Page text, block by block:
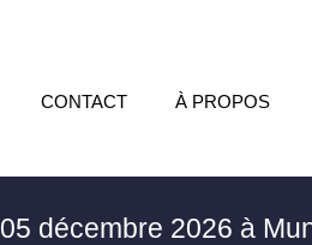
CONTACT À PROPOS
05 décembre 2026 à